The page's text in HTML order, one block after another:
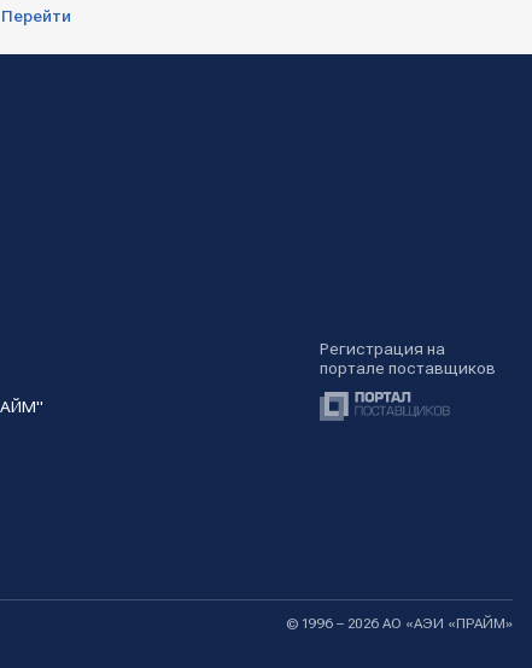
Перейти
Регистрация на
портале поставщиков
© 1996 – 2026 АО «АЭИ «ПРАЙМ»